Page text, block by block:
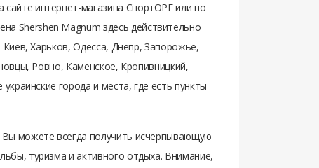
интернет-магазина СпортОРГ или по
Shershen Magnum здесь действительно
Харьков, Одесса, Днепр, Запорожье,
Ровно, Каменское, Кропивницкий,
города и места, где есть пункты
Вы можете всегда получить исчерпывающую
туризма и активного отдыха. Внимание,